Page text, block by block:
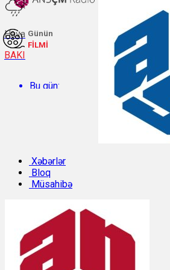
Hava
BAKI
Bu gün:
Temperatur: 27.1°C. Rütubət: 58%.
Sabah:
Günün
FİLMİ
Xəbərlər
Bloq
Müsahibə